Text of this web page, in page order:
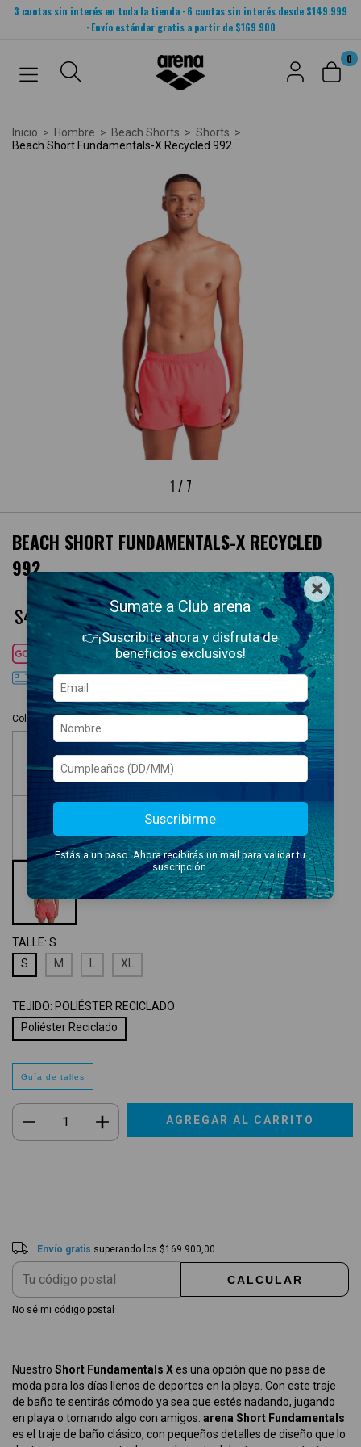
3 cuotas sin interés en toda la tienda · 6 cuotas sin interés desde $149.999
· Envío estándar gratis a partir de $169.900
0
Inicio > Hombre > Beach Shorts > Shorts >
Beach Short Fundamentals-X Recycled 992
1 / 7
BEACH SHORT FUNDAMENTALS-X RECYCLED
992
$42.900,00
Cuotas SIN interés conDÉBITO
3cuotas sin interésde$14.300,00
Colores disponibles:Beach Short Fundamentals-X Recycled 992
TALLE: S
S
M XL
TEJIDO: POLIÉSTER RECICLADO
Poliéster Reciclado
Guía de talles
Envío gratis superando los $169.900,00
CALCULAR
No sé mi código postal
Nuestro Short Fundamentals Xes una opción que no pasa de
moda para los días llenos de deportes en la playa. Con este traje
de baño te sentirás cómodo ya sea que estés nadando, jugando
en playa o tomando algo con amigos. arena Short Fundamentals
es el traje de baño clásico, con pequeños detalles de diseño que lo
×
Sumate a Club arena
👉¡Suscribite ahora y disfruta de
beneficios exclusivos!
Suscribirme
Estás a un paso. Ahora recibirás un mail para validar tu
suscripción.